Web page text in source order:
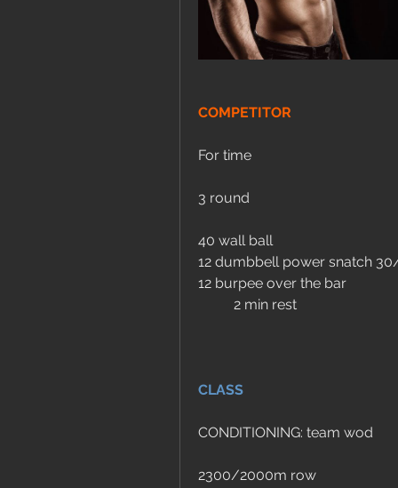
COMPETITOR
For time
3 round
40 wall ball
12 dumbbell power snatch
12 burpee over the bar
	2 min rest
CLASS
CONDITIONING: team wod
2300/2000m row